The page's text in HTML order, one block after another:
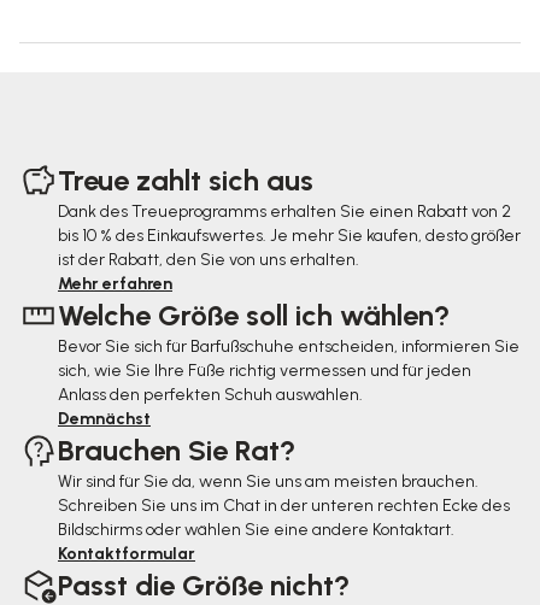
Treue zahlt sich aus
Dank des Treueprogramms erhalten Sie einen Rabatt von 2
bis 10 % des Einkaufswertes. Je mehr Sie kaufen, desto größer
ist der Rabatt, den Sie von uns erhalten.
Mehr erfahren
Welche Größe soll ich wählen?
Bevor Sie sich für Barfußschuhe entscheiden, informieren Sie
sich, wie Sie Ihre Füße richtig vermessen und für jeden
Anlass den perfekten Schuh auswählen.
Demnächst
Brauchen Sie Rat?
Wir sind für Sie da, wenn Sie uns am meisten brauchen.
Schreiben Sie uns im Chat in der unteren rechten Ecke des
Bildschirms oder wählen Sie eine andere Kontaktart.
Kontaktformular
Passt die Größe nicht?